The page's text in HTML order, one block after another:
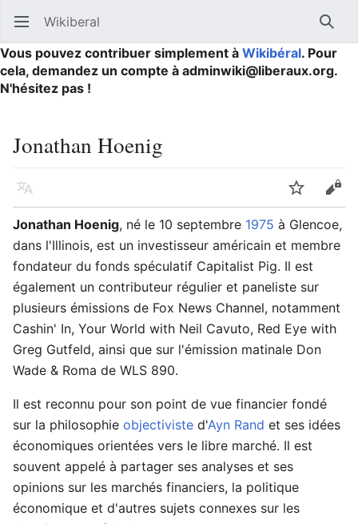
Ouvrir le menu principal Wikiberal
Vous pouvez contribuer simplement à Wikibéral. Pour
cela, demandez un compte à adminwiki@liberaux.org.
N'hésitez pas !
Jonathan Hoenig
Langue Suivre
Jonathan Hoenig, né le 10 septembre 1975 à Glencoe,
dans l'Illinois, est un investisseur américain et membre
fondateur du fonds spéculatif Capitalist Pig. Il est
également un contributeur régulier et paneliste sur
plusieurs émissions de Fox News Channel, notamment
Cashin' In, Your World with Neil Cavuto, Red Eye with
Greg Gutfeld, ainsi que sur l'émission matinale Don
Wade & Roma de WLS 890.
Il est reconnu pour son point de vue financier fondé
sur la philosophie objectiviste d'Ayn Rand et ses idées
économiques orientées vers le libre marché. Il est
souvent appelé à partager ses analyses et ses
opinions sur les marchés financiers, la politique
économique et d'autres sujets connexes sur les